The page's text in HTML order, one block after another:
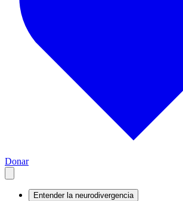
Donar
Entender la neurodivergencia